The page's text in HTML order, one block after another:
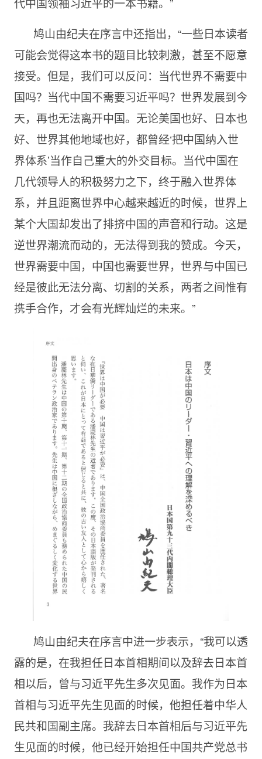
鸠山由纪夫在序言中还指出，“一些日本读者
可能会觉得这本书的题目比较刺激，甚至不愿意
接受。但是，我们可以反问：当代世界不需要中
国吗？当代中国不需要习近平吗？世界发展到今
天，再也无法离开中国。无论美国也好、日本也
好、世界其他地域也好，都曾经‘把中国纳入世
界体系’当作自己重大的外交目标。当代中国在
几代领导人的积极努力之下，终于融入世界体
系，并且距离世界中心越来越近的时候，世界上
某个大国却发出了排挤中国的声音和行动。这是
逆世界潮流而动的，无法得到我的赞成。今天，
世界需要中国，中国也需要世界，世界与中国已
经是彼此无法分离、切割的关系，两者之间惟有
携手合作，才会有光辉灿烂的未来。”
鸠山由纪夫在序言中进一步表示，“我可以透
露的是，在我担任日本首相期间以及辞去日本首
相以后，曾与习近平先生多次见面。我作为日本
首相与习近平先生见面的时候，他担任着中华人
民共和国副主席。我辞去日本首相后与习近平先
生见面的时候，他已经开始担任中国共产党总书